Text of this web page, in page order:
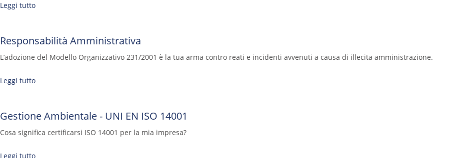
Leggi tutto
Responsabilità Amministrativa
L’adozione del Modello Organizzativo 231/2001 è la tua arma contro reati e incidenti avvenuti a causa di illecita amministrazione.
Leggi tutto
Gestione Ambientale - UNI EN ISO 14001
Cosa significa certificarsi ISO 14001 per la mia impresa?
Leggi tutto